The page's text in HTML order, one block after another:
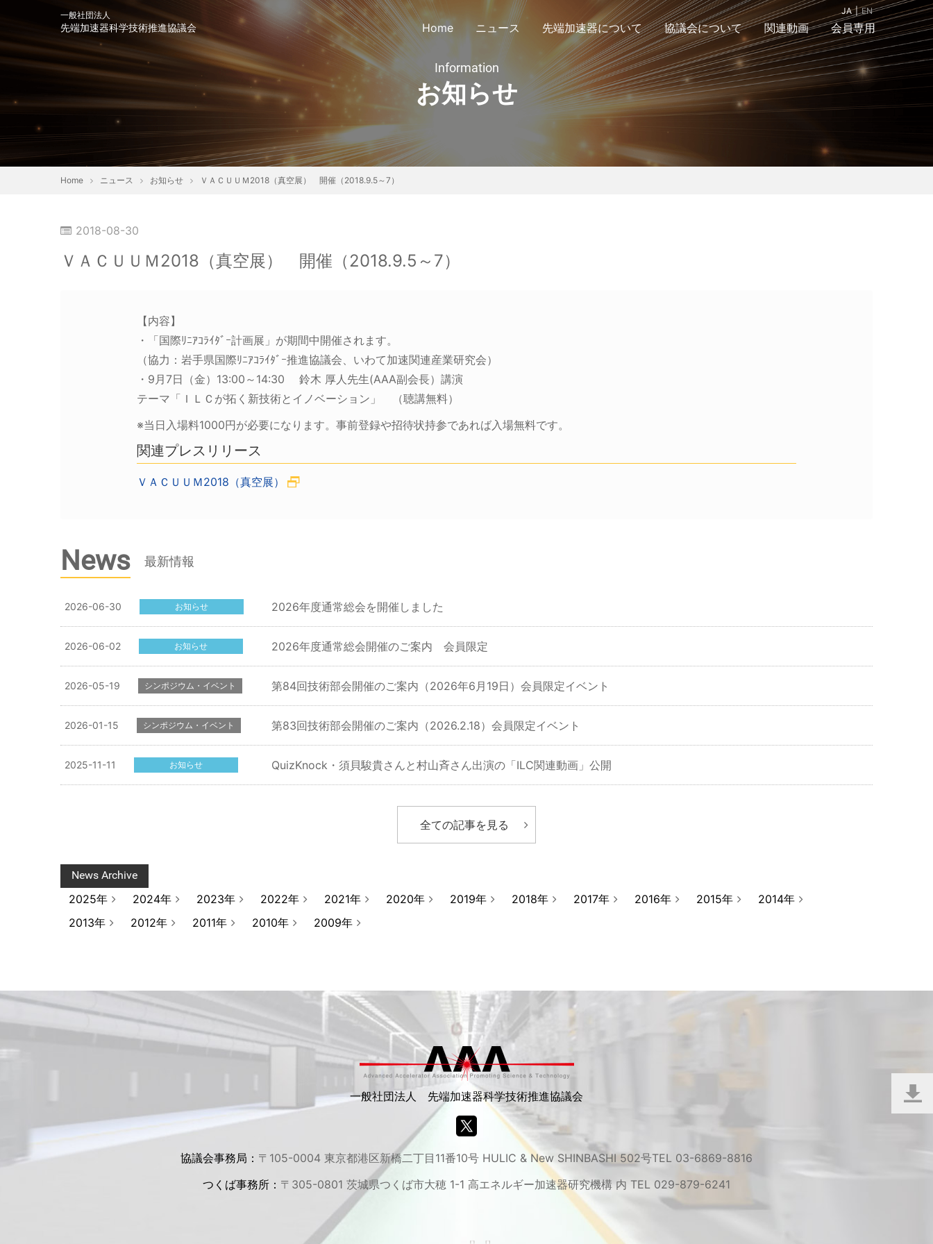
一般社団法人
先端加速器科学技術推進協議会
JA EN
Home ニュース 先端加速器について 協議会について
会長挨拶 協議会定款 公告 会員リスト 協議会組織図
入会案内＆お問合
アクセスマップ
関連動画 会員専用
Information
お知らせ
Home ニュース お知らせ ＶＡＣＵＵＭ2018（真空展） 開催（2018.9.5～7）
2018-08-30
ＶＡＣＵＵＭ2018（真空展） 開催（2018.9.5～7）
【内容】
・「国際ﾘﾆｱｺﾗｲﾀﾞｰ計画展」が期間中開催されます。
（協力：岩手県国際ﾘﾆｱｺﾗｲﾀﾞｰ推進協議会、いわて加速関連産業研究会）
・9月7日（金）13:00～14:30 鈴木 厚人先生(AAA副会長）講演
テーマ「ＩＬＣが拓く新技術とイノベーション」 （聴講無料）
※当日入場料1000円が必要になります。事前登録や招待状持参であれば入場無料です。
関連プレスリリース
ＶＡＣＵＵＭ2018（真空展）
News 最新情報
2026-06-30 お知らせ 2026年度通常総会を開催しました
2026-06-02 お知らせ 2026年度通常総会開催のご案内 会員限定
2026-05-19 シンポジウム・イベント 第84回技術部会開催のご案内（2026年6月19日）会員限定イベント
2026-01-15 シンポジウム・イベント 第83回技術部会開催のご案内（2026.2.18）会員限定イベント
2025-11-11 お知らせ QuizKnock・須貝駿貴さんと村山斉さん出演の「ILC関連動画」公開
全ての記事を見る
News Archive
2025年 2024年 2023年 2022年 2021年 2020年 2019年 2018年 2017年 2016年 2015年
2014年
2013年
2012年 2011年 2010年 2009年
一般社団法人 先端加速器科学技術推進協議会
協議会事務局： 〒105-0004 東京都港区新橋二丁目11番10号 HULIC & New SHINBASHI 502号TEL 03-6869-8816
つくば事務所： 〒305-0801 茨城県つくば市大穂 1-1 高エネルギー加速器研究機構 内 TEL 029-879-6241